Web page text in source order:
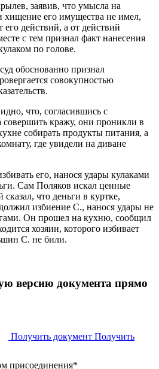
заявив, что умысла на
хищение его имущества не имел,
его действий, а от действий
с тем признал факт нанесения
по голове.
обоснованно признал
совокупностью
что, согласившись с
кражу, они проникли в
собирать продукты питания, а
где увидели на диване
его, нанося удары кулаками
Сам Поляков искал ценные
что деньги в куртке,
избиение С., нанося удары не
Он прошел на кухню, сообщил
хозяин, которого избивает
С. не били.
версию документа прямо
Получить документ Получить
присоединения*